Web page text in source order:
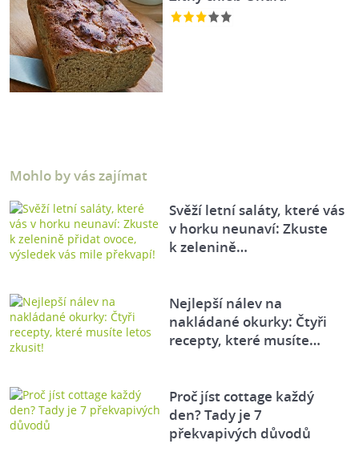
Mohlo by vás zajímat
Svěží letní saláty, které vás
v horku neunaví: Zkuste
k zelenině…
Nejlepší nálev na
nakládané okurky: Čtyři
recepty, které musíte…
Proč jíst cottage každý
den? Tady je 7
překvapivých důvodů